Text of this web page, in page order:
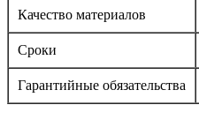
Качество материалов
Сроки
Гарантийные обязательства